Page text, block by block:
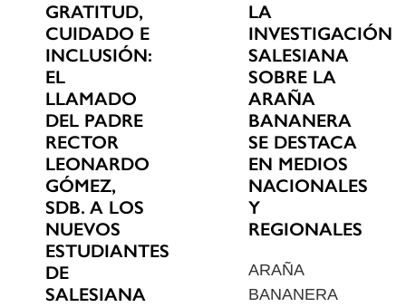
GRATITUD,
CUIDADO E
INCLUSIÓN:
EL
LLAMADO
DEL PADRE
RECTOR
LEONARDO
GÓMEZ,
SDB. A LOS
NUEVOS
ESTUDIANTES
DE
SALESIANA
LA
INVESTIGACIÓN
SALESIANA
SOBRE LA
ARAÑA
BANANERA
SE DESTACA
EN MEDIOS
NACIONALES
Y
REGIONALES
ARAÑA
BANANERA